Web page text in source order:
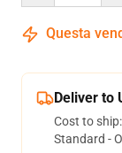
Questa
Deliver to
Cost to ship:
Standard -